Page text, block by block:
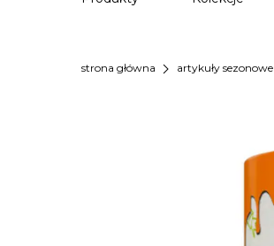
strona główna chevron_right artykuły sezonowe